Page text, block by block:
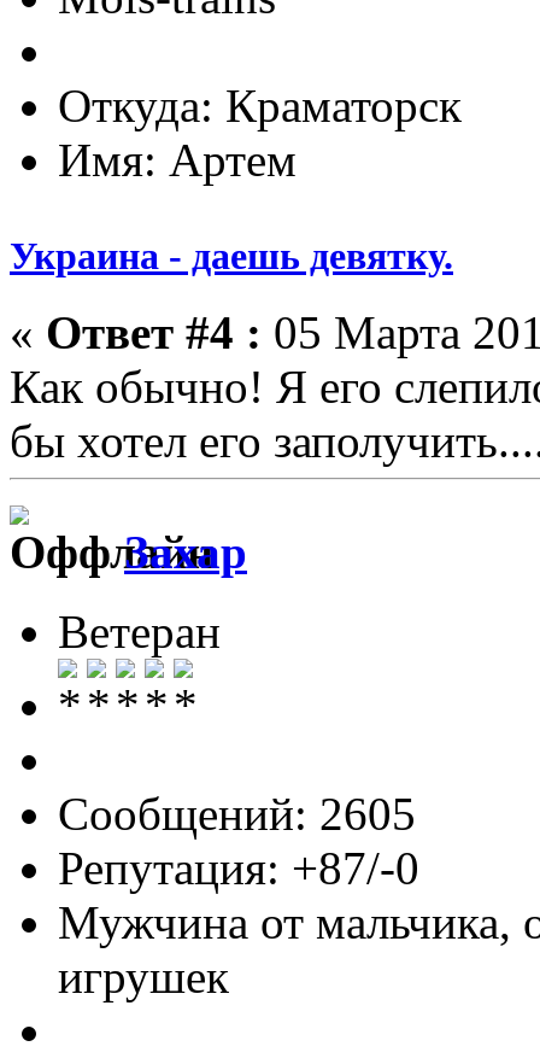
Откуда: Краматорск
Имя: Артем
Украина - даешь девятку.
« Ответ #4 : 05 Марта
Как обычно! Я его
бы хотел его
Захар
Ветеран
Сообщений: 2605
Репутация: +87/-0
Мужчина от мальчика,
игрушек